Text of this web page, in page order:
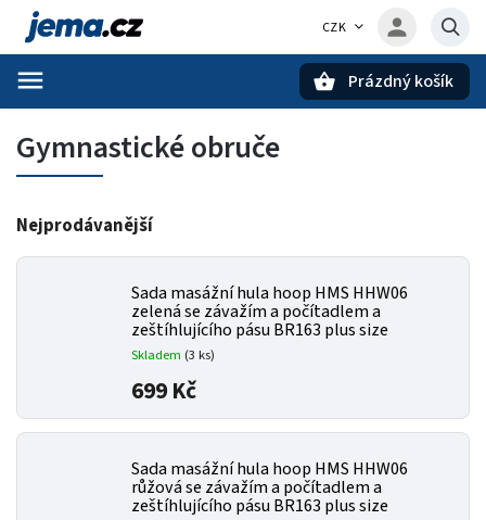
CZK
Prázdný košík
Gymnastické obruče
Nejprodávanější
Sada masážní hula hoop HMS HHW06
zelená se závažím a počítadlem a
zeštíhlujícího pásu BR163 plus size
Skladem (3 ks)
699 Kč
Sada masážní hula hoop HMS HHW06
růžová se závažím a počítadlem a
zeštíhlujícího pásu BR163 plus size